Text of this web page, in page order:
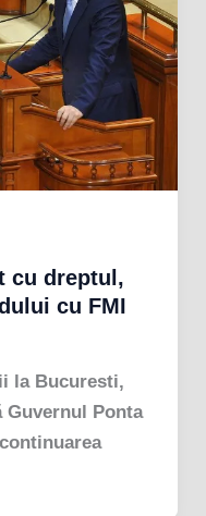
cu dreptul,
cu FMI
la Bucuresti,
Ponta